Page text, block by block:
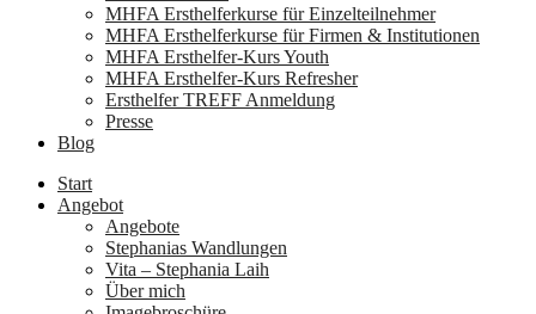
MHFA Ersthelferkurse für Einzelteilnehmer
MHFA Ersthelferkurse für Firmen & Institutionen
MHFA Ersthelfer-Kurs Youth
MHFA Ersthelfer-Kurs Refresher
Ersthelfer TREFF Anmeldung
Presse
Blog
Start
Angebot
Angebote
Stephanias Wandlungen
Vita – Stephania Laih
Über mich